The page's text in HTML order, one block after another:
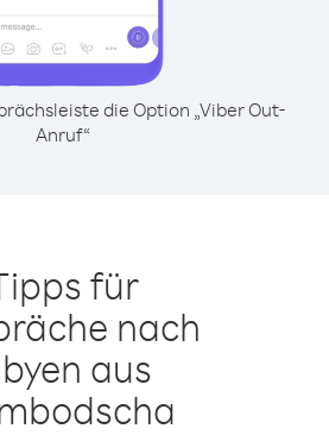
die Option „Viber Out-
Anruf“
für
nach
aus